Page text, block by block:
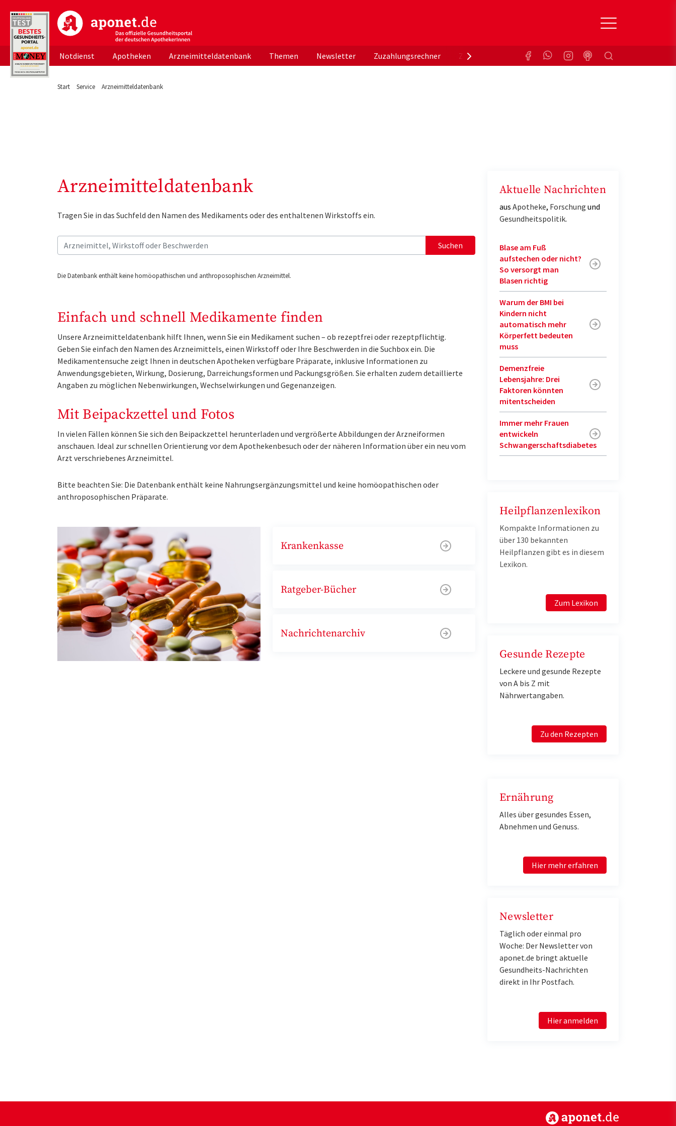
aponet.de - Das offizielle Gesundheitsportal der deutschen ApothekerInnen
Notdienst Apotheken Arzneimitteldatenbank Themen Newsletter Zuzahlungsrechner Zuzahlungsbefreiung KrankenkasseSuchen
Start Service Arzneimitteldatenbank
Arzneimitteldatenbank
Tragen Sie in das Suchfeld den Namen des Medikaments oder des enthaltenen Wirkstoffs ein.
Suchen
Die Datenbank enthält keine homöopathischen und anthroposophischen Arzneimittel.
Einfach und schnell Medikamente finden
Unsere Arzneimitteldatenbank hilft Ihnen, wenn Sie ein Medikament suchen – ob rezeptfrei oder rezeptpflichtig.
Geben Sie einfach den Namen des Arzneimittels, einen Wirkstoff oder Ihre Beschwerden in die Suchbox ein. Die
Medikamentensuche zeigt Ihnen in deutschen Apotheken verfügbare Präparate, inklusive Informationen zu
Anwendungsgebieten, Wirkung, Dosierung, Darreichungsformen und Packungsgrößen. Sie erhalten zudem detaillierte
Angaben zu möglichen Nebenwirkungen, Wechselwirkungen und Gegenanzeigen.
Mit Beipackzettel und Fotos
In vielen Fällen können Sie sich den Beipackzettel herunterladen und vergrößerte Abbildungen der Arzneiformen
anschauen. Ideal zur schnellen Orientierung vor dem Apothekenbesuch oder der näheren Information über ein neu vom
Arzt verschriebenes Arzneimittel.
Bitte beachten Sie: Die Datenbank enthält keine Nahrungsergänzungsmittel und keine homöopathischen oder
anthroposophischen Präparate.
Krankenkasse
Ratgeber-Bücher
Nachrichtenarchiv
Aktuelle Nachrichten
aus Apotheke, Forschung und
Gesundheitspolitik.
Blase am Fuß
aufstechen oder nicht?
So versorgt man
Blasen richtig
Warum der BMI bei
Kindern nicht
automatisch mehr
Körperfett bedeuten
muss
Demenzfreie
Lebensjahre: Drei
Faktoren könnten
mitentscheiden
Immer mehr Frauen
entwickeln
Schwangerschaftsdiabetes
Heilpflanzenlexikon
Kompakte Informationen zu
über 130 bekannten
Heilpflanzen gibt es in diesem
Lexikon.
Zum Lexikon
Gesunde Rezepte
Leckere und gesunde Rezepte
von A bis Z mit
Nährwertangaben.
Zu den Rezepten
Ernährung
Alles über gesundes Essen,
Abnehmen und Genuss.
Hier mehr erfahren
Newsletter
Täglich oder einmal pro
Woche: Der Newsletter von
aponet.de bringt aktuelle
Gesundheits-Nachrichten
direkt in Ihr Postfach.
Hier anmelden